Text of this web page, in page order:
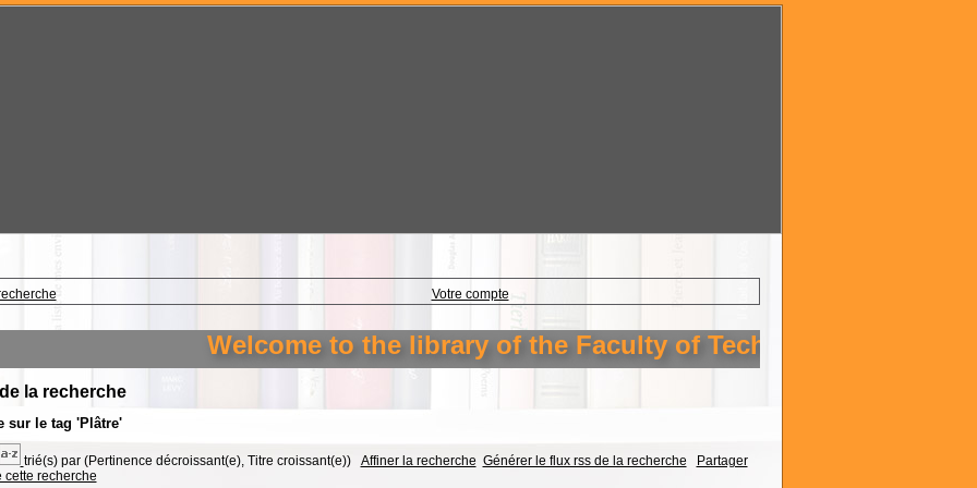
Votre compte
Welcome to the library of the Faculty of Technology Setif 1
la recherche
sur le tag 'Plâtre'
trié(s) par (Pertinence décroissant(e), Titre croissant(e)) Affiner la recherche Générer le flux rss de la recherche
Partager
cette recherche